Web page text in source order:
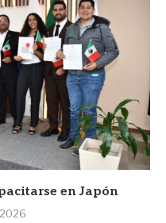
en Japón